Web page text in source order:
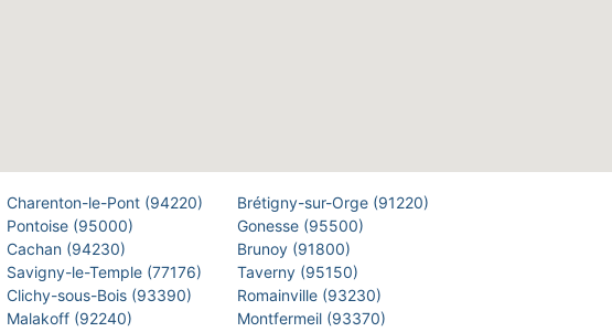
Charenton-le-Pont (94220)
Pontoise (95000)
Cachan (94230)
Savigny-le-Temple (77176)
Clichy-sous-Bois (93390)
Malakoff (92240)
Brétigny-sur-Orge (91220)
Gonesse (95500)
Brunoy (91800)
Taverny (95150)
Romainville (93230)
Montfermeil (93370)